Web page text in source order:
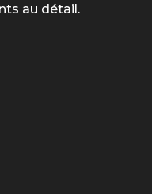
au détail.